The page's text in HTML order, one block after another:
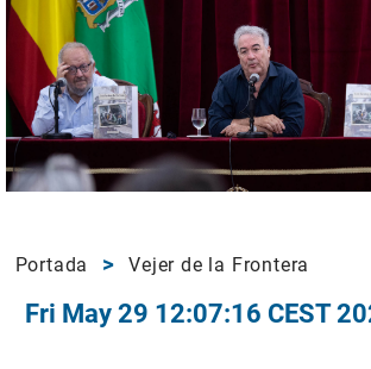
Portada Vejer de la Frontera
Fri May 29 12:07:16 CEST